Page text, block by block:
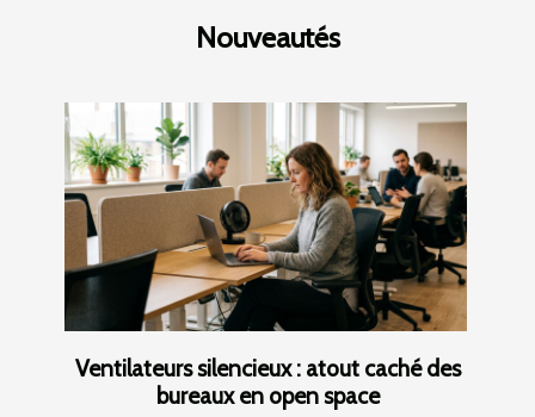
Nouveautés
Ventilateurs silencieux : atout caché des
bureaux en open space